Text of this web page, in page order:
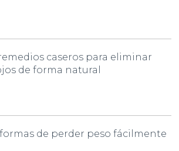
caseros para eliminar
de forma natural
de perder peso fácilmente